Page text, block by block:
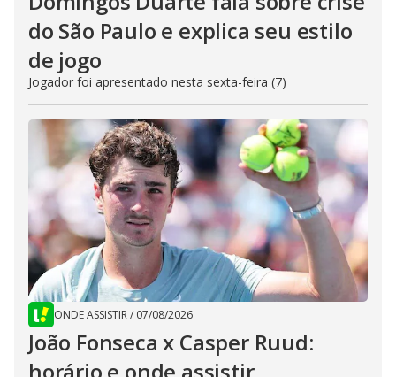
do São Paulo e explica seu estilo
de jogo
Jogador foi apresentado nesta sexta-feira (7)
ONDE ASSISTIR/ 07/08/2026
João Fonseca x Casper Ruud:
horário e onde assistir